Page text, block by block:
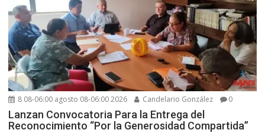
8 08-06:00 agosto 08-06:00 2026 Candelario González 0
Lanzan Convocatoria Para la Entrega del
Reconocimiento “Por la Generosidad Compartida”